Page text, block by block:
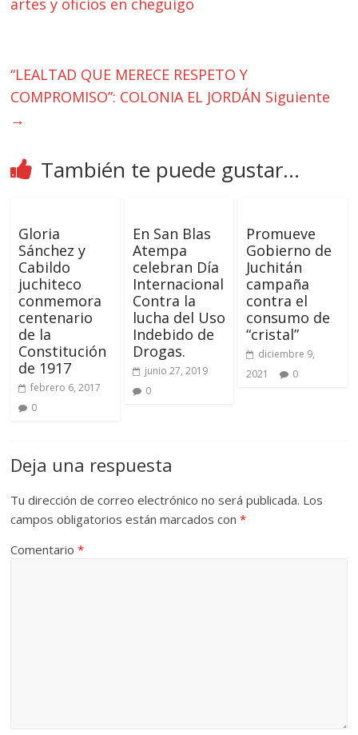
artes y oficios en cheguigo
“LEALTAD QUE MERECE RESPETO Y
COMPROMISO”: COLONIA EL JORDÁN Siguiente
→
También te puede gustar...
Gloria
Sánchez y
Cabildo
juchiteco
conmemora
centenario
de la
Constitución
de 1917
febrero 6, 2017
0
En San Blas
Atempa
celebran Día
Internacional
Contra la
lucha del Uso
Indebido de
Drogas.
junio 27, 2019
0
Promueve
Gobierno de
Juchitán
campaña
contra el
consumo de
“cristal”
diciembre 9,
2021
0
Deja una respuesta
Tu dirección de correo electrónico no será publicada. Los
campos obligatorios están marcados con*
Comentario*